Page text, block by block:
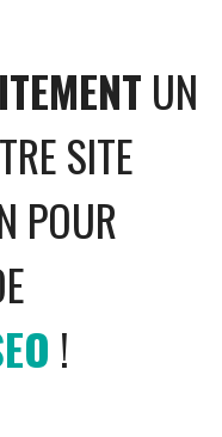
UN
SITE
POUR
!